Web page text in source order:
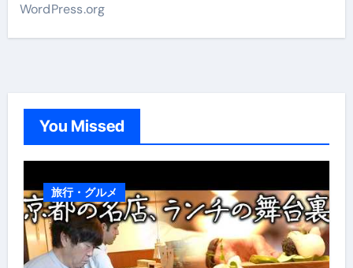
WordPress.org
You Missed
旅行・グルメ